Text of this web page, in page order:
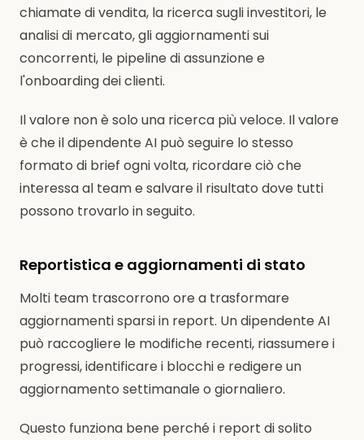
chiamate di vendita, la ricerca sugli investitori, le
analisi di mercato, gli aggiornamenti sui
concorrenti, le pipeline di assunzione e
l'onboarding dei clienti.
Il valore non è solo una ricerca più veloce. Il valore
è che il dipendente AI può seguire lo stesso
formato di brief ogni volta, ricordare ciò che
interessa al team e salvare il risultato dove tutti
possono trovarlo in seguito.
Reportistica e aggiornamenti di stato
Molti team trascorrono ore a trasformare
aggiornamenti sparsi in report. Un dipendente AI
può raccogliere le modifiche recenti, riassumere i
progressi, identificare i blocchi e redigere un
aggiornamento settimanale o giornaliero.
Questo funziona bene perché i report di solito